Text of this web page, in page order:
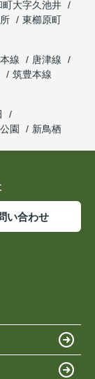
町大字久池井
東櫛原町
線
唐津線
筑豊本線
園 新鳥栖
い合わせ